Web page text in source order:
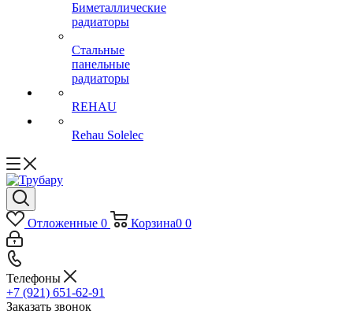
Биметаллические
радиаторы
Стальные
панельные
радиаторы
REHAU
Rehau Solelec
Отложенные 0 Корзина0 0
Телефоны
+7 (921) 651-62-91
Заказать звонок